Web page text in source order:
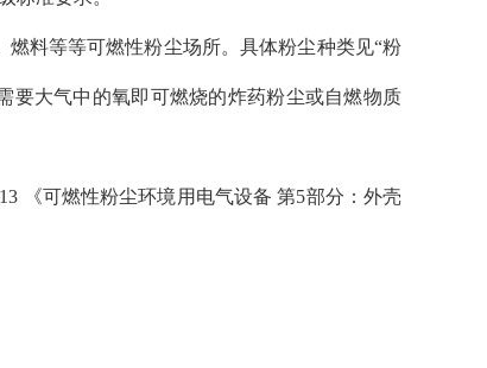
料等等可燃性粉尘场所。具体粉尘种类见“粉
要大气中的氧即可燃烧的炸药粉尘或自燃物质
《可燃性粉尘环境用电气设备 第5部分：外壳